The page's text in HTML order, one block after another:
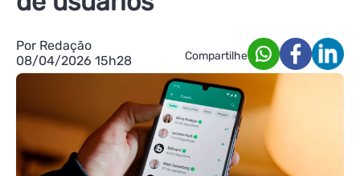
Por Redação
08/04/2026 15h28
Compartilhe